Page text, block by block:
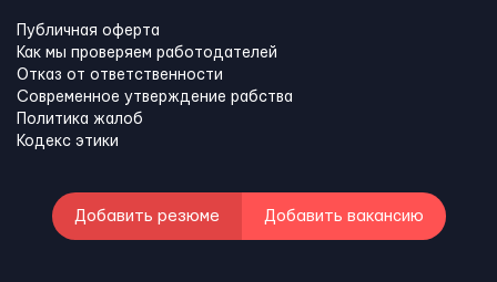
Публичная оферта
Как мы проверяем работодателей
Отказ от ответственности
Современное утверждение рабства
Политика жалоб
Кодекс этики
Добавить резюме Добавить вакансию